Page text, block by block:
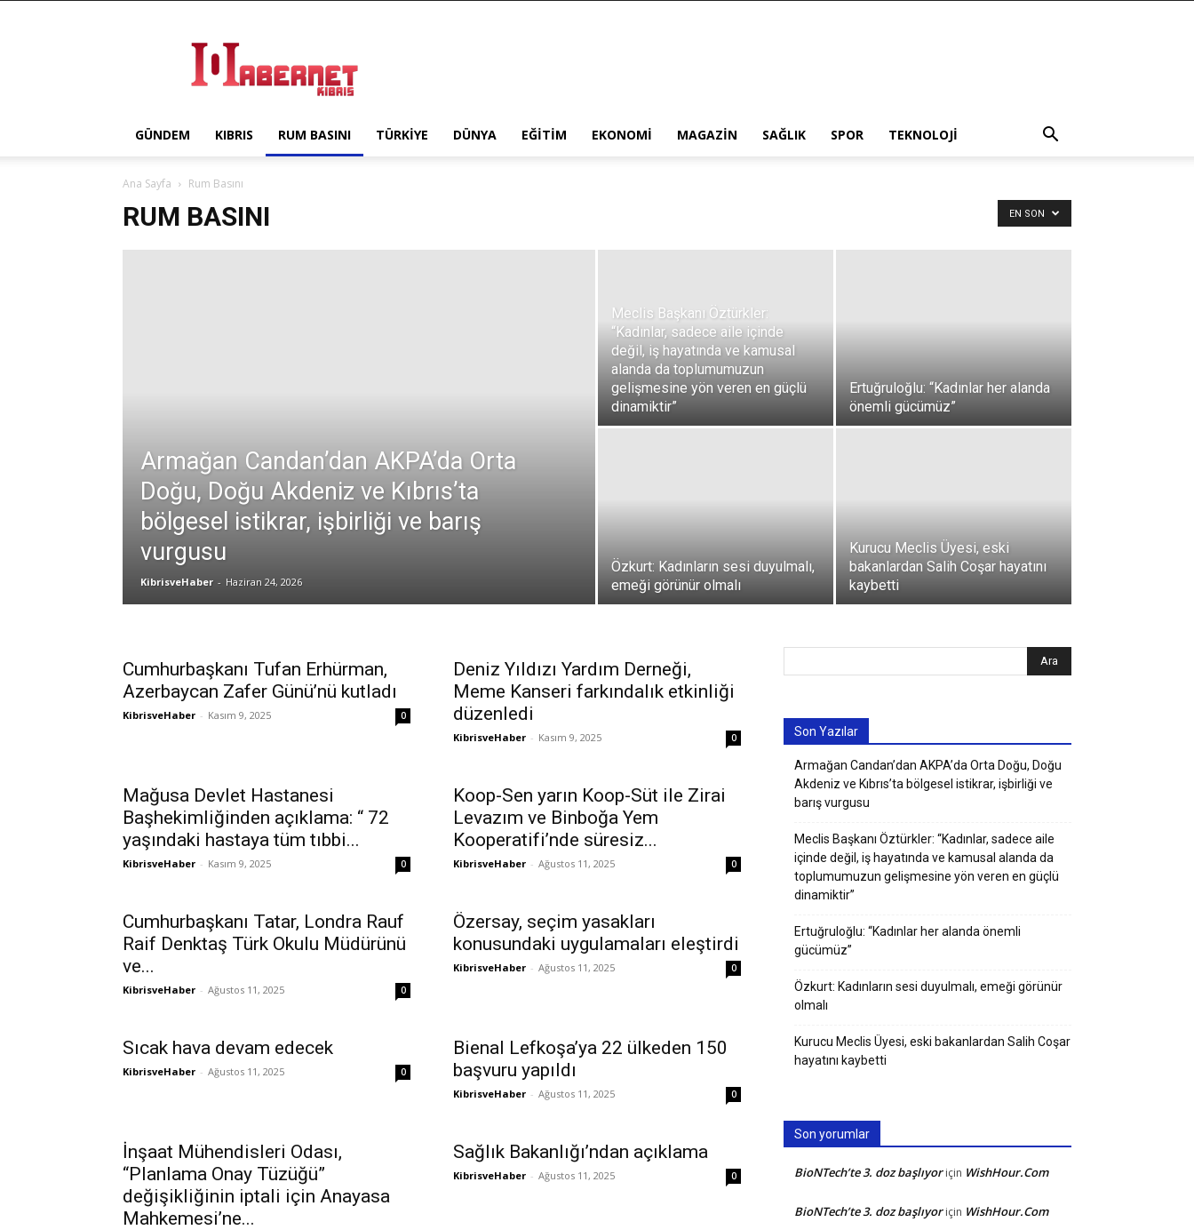
Kıbrıs
GÜNDEM KIBRIS RUM BASINI TÜRKIYE DÜNYA EĞITIM EKONOMI MAGAZIN SAĞLIK SPOR TEKNOLOJI
Ana Sayfa Rum Basını
RUM BASINI EN SON
Armağan Candan’dan AKPA’da Orta
Doğu, Doğu Akdeniz ve Kıbrıs’ta
bölgesel istikrar, işbirliği ve barış
vurgusu
KibrisveHaber - Haziran 24, 2026
Meclis Başkanı Öztürkler:
“Kadınlar, sadece aile içinde
değil, iş hayatında ve kamusal
alanda da toplumumuzun
gelişmesine yön veren en güçlü
dinamiktir”
Ertuğruloğlu: “Kadınlar her alanda
önemli gücümüz”
Özkurt: Kadınların sesi duyulmalı,
emeği görünür olmalı
Kurucu Meclis Üyesi, eski
bakanlardan Salih Coşar hayatını
kaybetti
Cumhurbaşkanı Tufan Erhürman,
Azerbaycan Zafer Günü’nü kutladı
KibrisveHaber - Kasım 9, 2025 0
Deniz Yıldızı Yardım Derneği,
Meme Kanseri farkındalık etkinliği
düzenledi
KibrisveHaber - Kasım 9, 2025 0
Mağusa Devlet Hastanesi
Başhekimliğinden açıklama: “ 72
yaşındaki hastaya tüm tıbbi...
KibrisveHaber - Kasım 9, 2025 0
Koop-Sen yarın Koop-Süt ile Zirai
Levazım ve Binboğa Yem
Kooperatifi’nde süresiz...
KibrisveHaber - Ağustos 11, 2025 0
Cumhurbaşkanı Tatar, Londra Rauf
Raif Denktaş Türk Okulu Müdürünü
ve...
KibrisveHaber - Ağustos 11, 2025 0
Özersay, seçim yasakları
konusundaki uygulamaları eleştirdi
KibrisveHaber - Ağustos 11, 2025 0
Sıcak hava devam edecek
KibrisveHaber - Ağustos 11, 2025 0
Bienal Lefkoşa’ya 22 ülkeden 150
başvuru yapıldı
KibrisveHaber - Ağustos 11, 2025 0
İnşaat Mühendisleri Odası,
“Planlama Onay Tüzüğü”
değişikliğinin iptali için Anayasa
Mahkemesi’ne...
Sağlık Bakanlığı’ndan açıklama
KibrisveHaber - Ağustos 11, 2025 0
Son Yazılar
Armağan Candan’dan AKPA’da Orta Doğu, Doğu
Akdeniz ve Kıbrıs’ta bölgesel istikrar, işbirliği ve
barış vurgusu
Meclis Başkanı Öztürkler: “Kadınlar, sadece aile
içinde değil, iş hayatında ve kamusal alanda da
toplumumuzun gelişmesine yön veren en güçlü
dinamiktir”
Ertuğruloğlu: “Kadınlar her alanda önemli
gücümüz”
Özkurt: Kadınların sesi duyulmalı, emeği görünür
olmalı
Kurucu Meclis Üyesi, eski bakanlardan Salih Coşar
hayatını kaybetti
Son yorumlar
BioNTech’te 3. doz başlıyoriçin WishHour.Com
BioNTech’te 3. doz başlıyoriçin WishHour.Com